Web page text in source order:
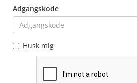
Adgangskode
Husk mig